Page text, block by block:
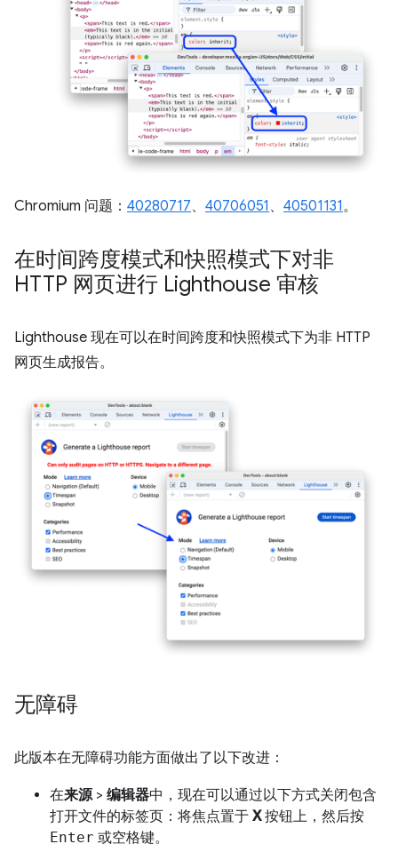
Chromium 问题： 40280717、 40706051 、 40501131。
在时间跨度模式和快照模式下对非
HTTP 网页进行 Lighthouse 审核
Lighthouse 现在可以在时间跨度和快照模式下为非 HTTP
网页生成报告。
无障碍
此版本在无障碍功能方面做出了以下改进：
在来源> 编辑器中，现在可以通过以下方式关闭包含
打开文件的标签页：将焦点置于 X按钮上，然后按
Enter 或空格键。